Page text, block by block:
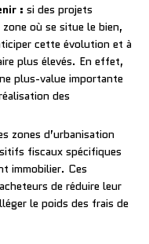
: si des projets
où se situe le bien,
cette évolution et à
plus élevés. En effet,
plus-value importante
des
zones d’urbanisation
fiscaux spécifiques
immobilier. Ces
de réduire leur
le poids des frais de